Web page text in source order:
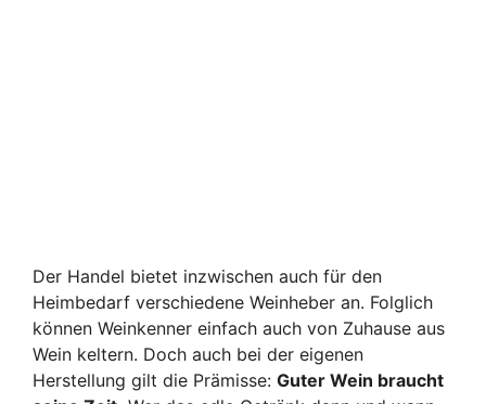
Der Handel bietet inzwischen auch für den
Heimbedarf verschiedene Weinheber an. Folglich
können Weinkenner einfach auch von Zuhause aus
Wein keltern. Doch auch bei der eigenen
Herstellung gilt die Prämisse: Guter Wein braucht